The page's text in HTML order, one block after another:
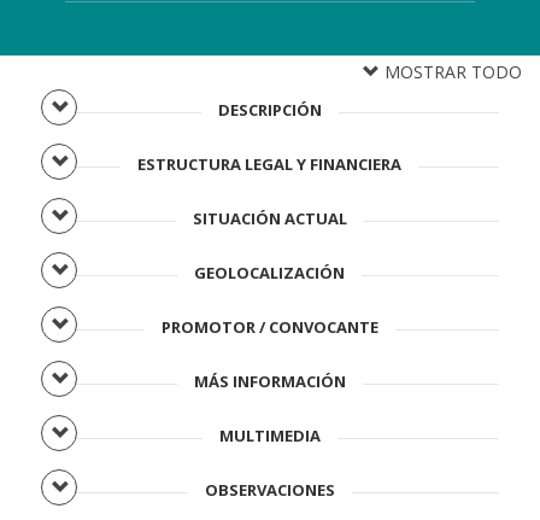
MOSTRAR TODO
DESCRIPCIÓN
ESTRUCTURA LEGAL Y FINANCIERA
SITUACIÓN ACTUAL
GEOLOCALIZACIÓN
PROMOTOR / CONVOCANTE
MÁS INFORMACIÓN
MULTIMEDIA
OBSERVACIONES